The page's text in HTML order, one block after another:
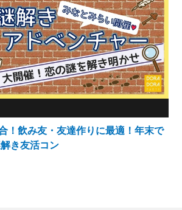
！飲み友・友達作りに最適！年末で
き友活コン